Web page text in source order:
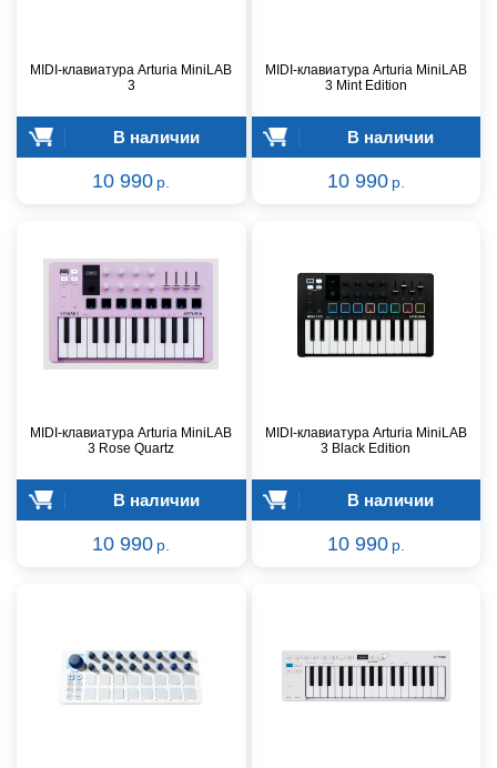
MIDI-клавиатура Arturia MiniLAB
3
В наличии
10 990 р.
MIDI-клавиатура Arturia MiniLAB
3 Mint Edition
В наличии
10 990 р.
MIDI-клавиатура Arturia MiniLAB
3 Rose Quartz
В наличии
10 990 р.
MIDI-клавиатура Arturia MiniLAB
3 Black Edition
В наличии
10 990 р.